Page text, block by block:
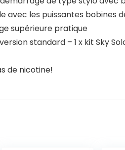
avec les puissantes bobines
supérieure pratique
standard – 1 x kit Sky
de nicotine!